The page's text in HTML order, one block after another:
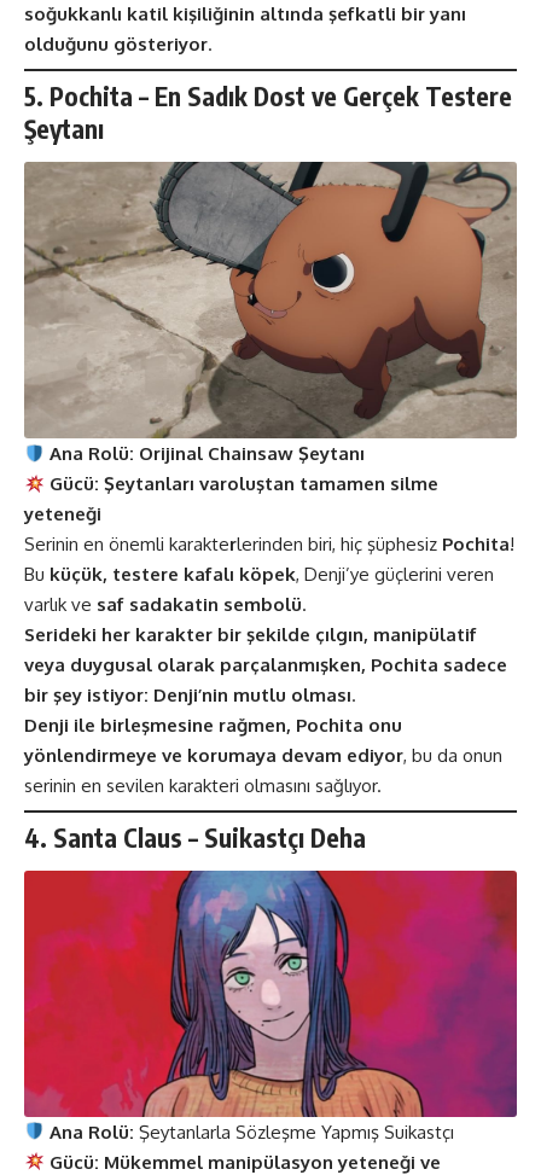
soğukkanlı katil kişiliğinin altında şefkatli bir yanı
olduğunu gösteriyor.
5. Pochita – En Sadık Dost ve Gerçek Testere
Şeytanı
Ana Rolü: Orijinal Chainsaw Şeytanı
Gücü: Şeytanları varoluştan tamamen silme
yeteneği
Serinin en önemli karakterlerinden biri, hiç şüphesiz Pochita!
Bu küçük, testere kafalı köpek, Denji’ye güçlerini veren
varlık ve saf sadakatin sembolü.
Serideki her karakter bir şekilde çılgın, manipülatif
veya duygusal olarak parçalanmışken, Pochita sadece
bir şey istiyor: Denji’nin mutlu olması.
Denji ile birleşmesine rağmen, Pochita onu
yönlendirmeye ve korumaya devam ediyor, bu da onun
serinin en sevilen karakteri olmasını sağlıyor.
4. Santa Claus – Suikastçı Deha
Ana Rolü: Şeytanlarla Sözleşme Yapmış Suikastçı
Gücü: Mükemmel manipülasyon yeteneği ve